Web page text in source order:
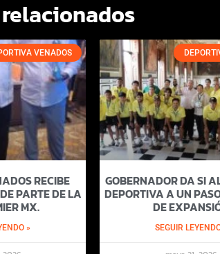
VENADOS
RECIBE
PARTE DE LA
MX.
»
GOBERNADOR DA SI
DEPORTIVA A UN
DE
SEGUIR